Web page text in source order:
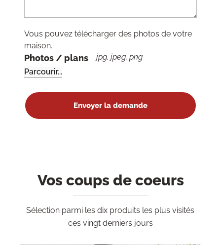
Vous pouvez télécharger des photos de votre
maison.
Photos / plans jpg, jpeg, png
Vos coups de coeurs
Sélection parmi les dix produits les plus visités
ces vingt derniers jours